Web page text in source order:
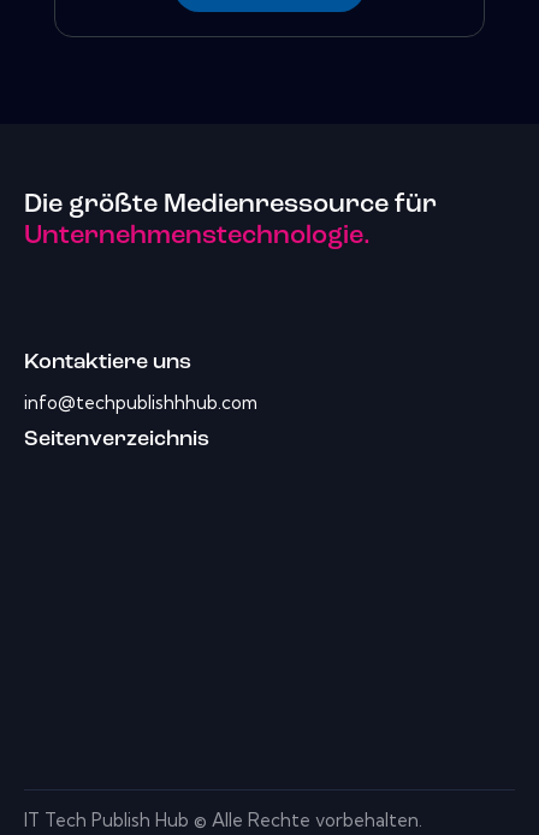
Die größte Medienressource für
Unternehmenstechnologie.
Kontaktiere uns
info@techpublishhhub.com
Seitenverzeichnis
IT Tech Publish Hub © Alle Rechte vorbehalten.